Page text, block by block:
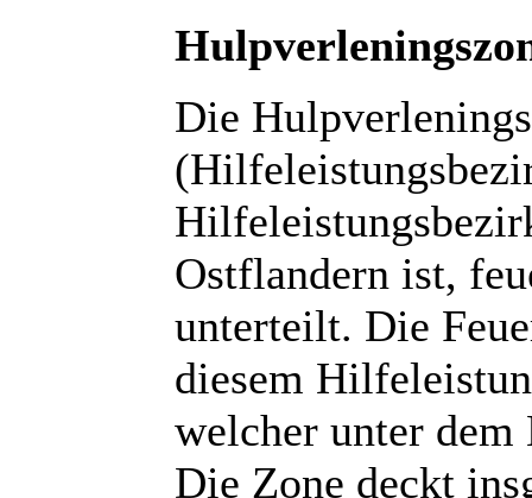
Die
Ostflandern ist,
unterteilt. Die
diesem
welcher unter
Die Zone deckt